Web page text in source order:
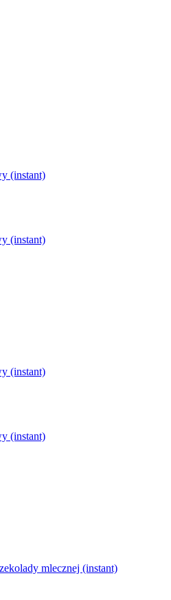
(instant)
(instant)
(instant)
(instant)
mlecznej (instant)